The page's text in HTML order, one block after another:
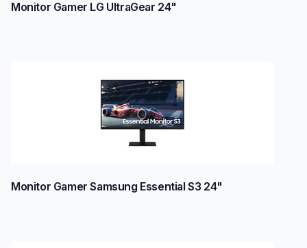
Monitor Gamer LG UltraGear 24"
Monitor Gamer Samsung Essential S3 24"